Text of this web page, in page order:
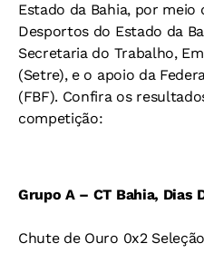
Estado da Bahia, por
Desportos do Estado da
Secretaria do Trabalho,
(Setre), e o apoio da
(FBF). Confira os
competição:
Grupo A – CT Bahia, Dias
Chute de Ouro 0x2